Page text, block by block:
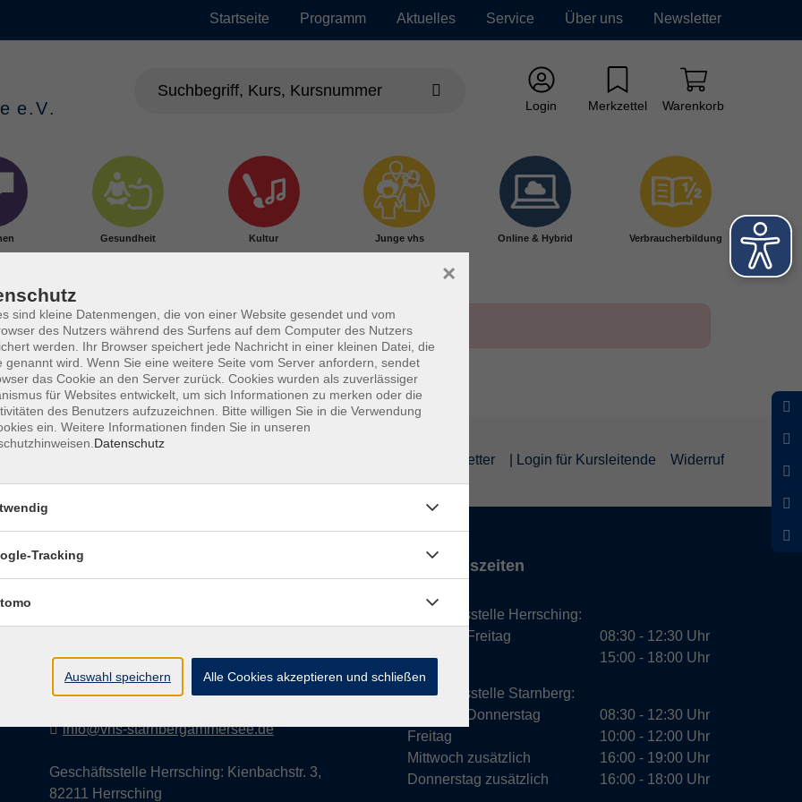
Startseite Programm Aktuelles Service Über uns Newsletter
Login Merkzettel Warenkorb
Gesundheit Kultur Junge vhs Online & Hybrid Verbraucherbildung
Newsletter | Login für Kursleitende Widerruf
Kontakt
Geschäftsstelle Starnberg: Bahnhofplatz 14,
info@vhs-starnbergammersee.de
Geschäftsstelle Herrsching: Kienbachstr. 3,
82211 Herrsching
Öffnungszeiten
Geschäftsstelle Herrsching:
Montag - Freitag
Dienstag
08:30 - 12:30 Uhr
15:00 - 18:00 Uhr
Geschäftsstelle Starnberg:
Montag - Donnerstag
Freitag
Mittwoch zusätzlich
Donnerstag zusätzlich
08:30 - 12:30 Uhr
10:00 - 12:00 Uhr
16:00 - 19:00 Uhr
16:00 - 18:00 Uhr
sind kleine Datenmengen, die von einer Website gesendet und vom
des Nutzers während des Surfens auf dem Computer des Nutzers
werden. Ihr Browser speichert jede Nachricht in einer kleinen Datei, die
genannt wird. Wenn Sie eine weitere Seite vom Server anfordern, sendet
das Cookie an den Server zurück. Cookies wurden als zuverlässiger
für Websites entwickelt, um sich Informationen zu merken oder die
des Benutzers aufzuzeichnen. Bitte willigen Sie in die Verwendung
ein. Weitere Informationen finden Sie in unseren
Datenschutz
×
Tracking
Auswahl speichern Alle Cookies akzeptieren und schließen